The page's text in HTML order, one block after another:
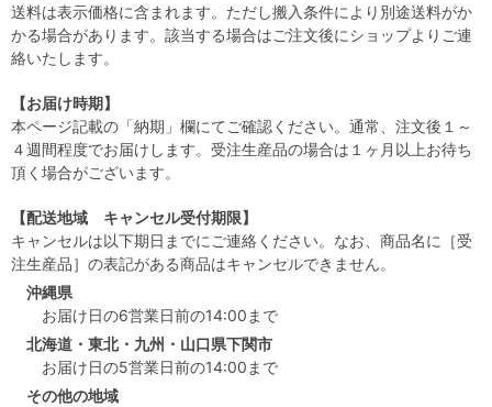
送料は表示価格に含まれます。ただし搬入条件により別途送料がか
かる場合があります。該当する場合はご注文後にショップよりご連
絡いたします。
【お届け時期】
本ページ記載の「納期」欄にてご確認ください。通常、注文後１～
４週間程度でお届けします。受注生産品の場合は１ヶ月以上お待ち
頂く場合がございます。
【配送地域 キャンセル受付期限】
キャンセルは以下期日までにご連絡ください。なお、商品名に［受
注生産品］の表記がある商品はキャンセルできません。
沖縄県
お届け日の6営業日前の14:00まで
北海道・東北・九州・山口県下関市
お届け日の5営業日前の14:00まで
その他の地域